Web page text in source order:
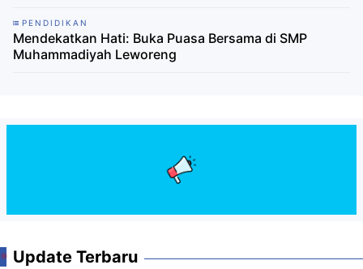
PENDIDIKAN
Mendekatkan Hati: Buka Puasa Bersama di SMP
Muhammadiyah Leworeng
Update Terbaru